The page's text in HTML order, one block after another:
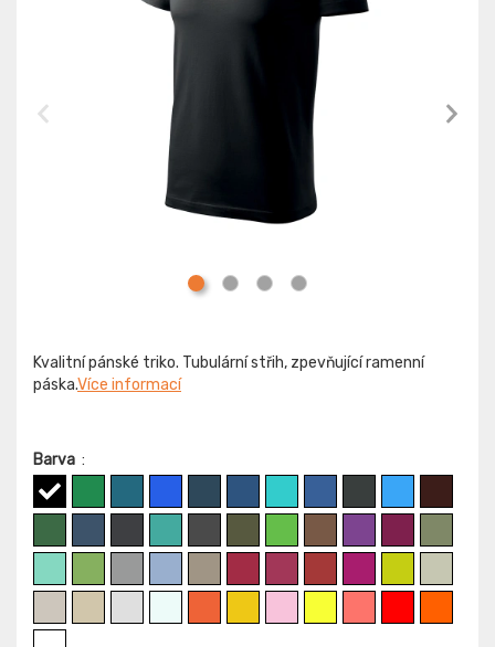
Kvalitní pánské triko. Tubulární střih, zpevňující ramenní
páska.Více informací
Barva :